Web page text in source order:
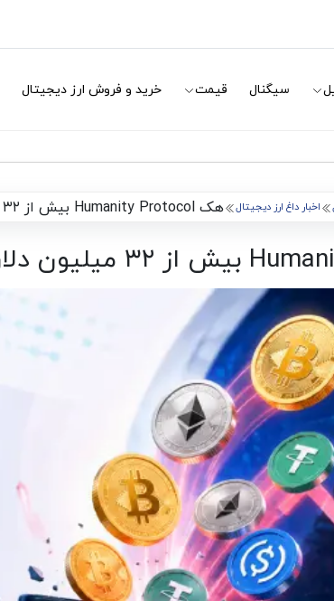
سیگنال قیمت خرید و فروش ارز دیجیتال
اخبار داغ ارز دیجیتال هک Humanity Protocol بیش از ۳۲ میلیون دلار خسارت به جا گذاشت